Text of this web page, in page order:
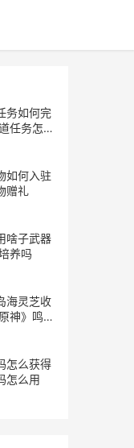
务如何完
任务怎么
如何入驻
赠礼
啥子武器
养吗
海灵芝收
神》鸣神
怎么获得
怎么用